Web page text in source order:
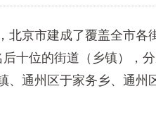
京市建成了覆盖全市各
十位的街道（乡镇），
、通州区于家务乡、通